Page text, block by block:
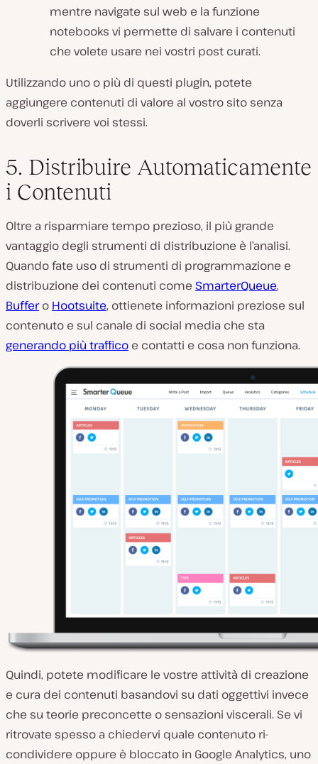
mentre navigate sul web e la funzione
notebooks vi permette di salvare i contenuti
che volete usare nei vostri post curati.
Utilizzando uno o più di questi plugin, potete
aggiungere contenuti di valore al vostro sito senza
doverli scrivere voi stessi.
5. Distribuire Automaticamente
i Contenuti
Oltre a risparmiare tempo prezioso, il più grande
vantaggio degli strumenti di distribuzione è l’analisi.
Quando fate uso di strumenti di programmazione e
distribuzione dei contenuti come SmarterQueue,
Buffero Hootsuite, ottienete informazioni preziose sul
contenuto e sul canale di social media che sta
generando più traffico e contatti e cosa non funziona.
Quindi, potete modificare le vostre attività di creazione
e cura dei contenuti basandovi su dati oggettivi invece
che su teorie preconcette o sensazioni viscerali. Se vi
ritrovate spesso a chiedervi quale contenuto ri-
condividere oppure è bloccato in Google Analytics, uno